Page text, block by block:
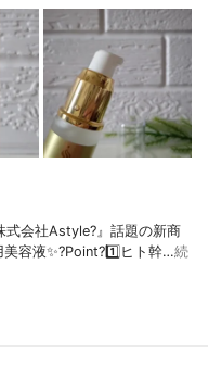
式会社Astyle?』話題の新商
容液✨?Point?1️⃣ヒト幹…続